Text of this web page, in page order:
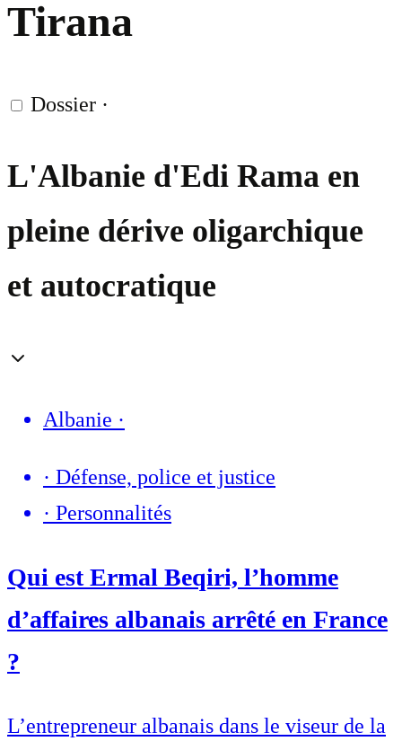
Tirana
Dossier ·
L'Albanie d'Edi Rama en
pleine dérive oligarchique
et autocratique
Albanie ·
· Défense, police et justice
· Personnalités
Qui est Ermal Beqiri, l’homme
d’affaires albanais arrêté en France
?
L’entrepreneur albanais dans le viseur de la